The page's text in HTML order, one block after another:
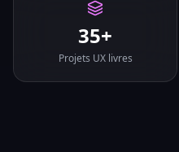
35+
Projets UX livres